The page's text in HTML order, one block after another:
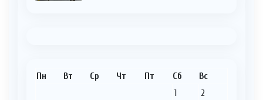
Пн Вт Ср Чт Пт Сб Вс
1
2